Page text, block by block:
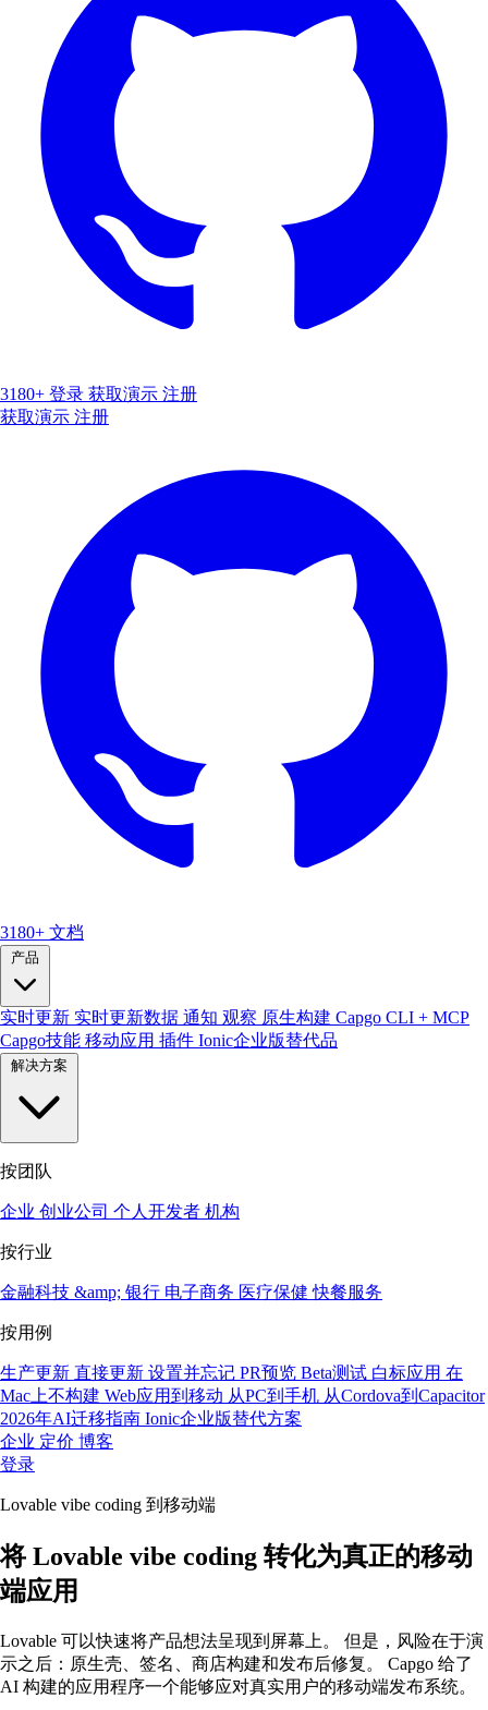
3180+ 登录 获取演示 注册
获取演示 注册
3180+ 文档
产品
实时更新 实时更新数据 通知 观察 原生构建 Capgo CLI + MCP
Capgo技能 移动应用 插件 Ionic企业版替代品
解决方案
按团队
企业 创业公司 个人开发者 机构
按行业
金融科技 &amp; 银行 电子商务 医疗保健快餐服务
按用例
生产更新 直接更新 设置并忘记 PR预览 Beta测试 白标应用 在
Mac上不构建 Web应用到移动 从PC到手机 从Cordova到Capacitor
2026年AI迁移指南 Ionic企业版替代方案
企业 定价 博客
登录
Lovable vibe coding 到移动端
将 Lovable vibe coding 转化为真正的移动
端应用
Lovable 可以快速将产品想法呈现到屏幕上。 但是，风险在于演
示之后：原生壳、签名、商店构建和发布后修复。 Capgo 给了
AI 构建的应用程序一个能够应对真实用户的移动端发布系统。